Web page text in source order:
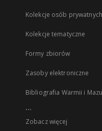
Kolekcje osób prywatnych
Kolekcje tematyczne
Formy zbiorów
Zasoby elektroniczne
Bibliografia Warmii i
...
Zobacz więcej